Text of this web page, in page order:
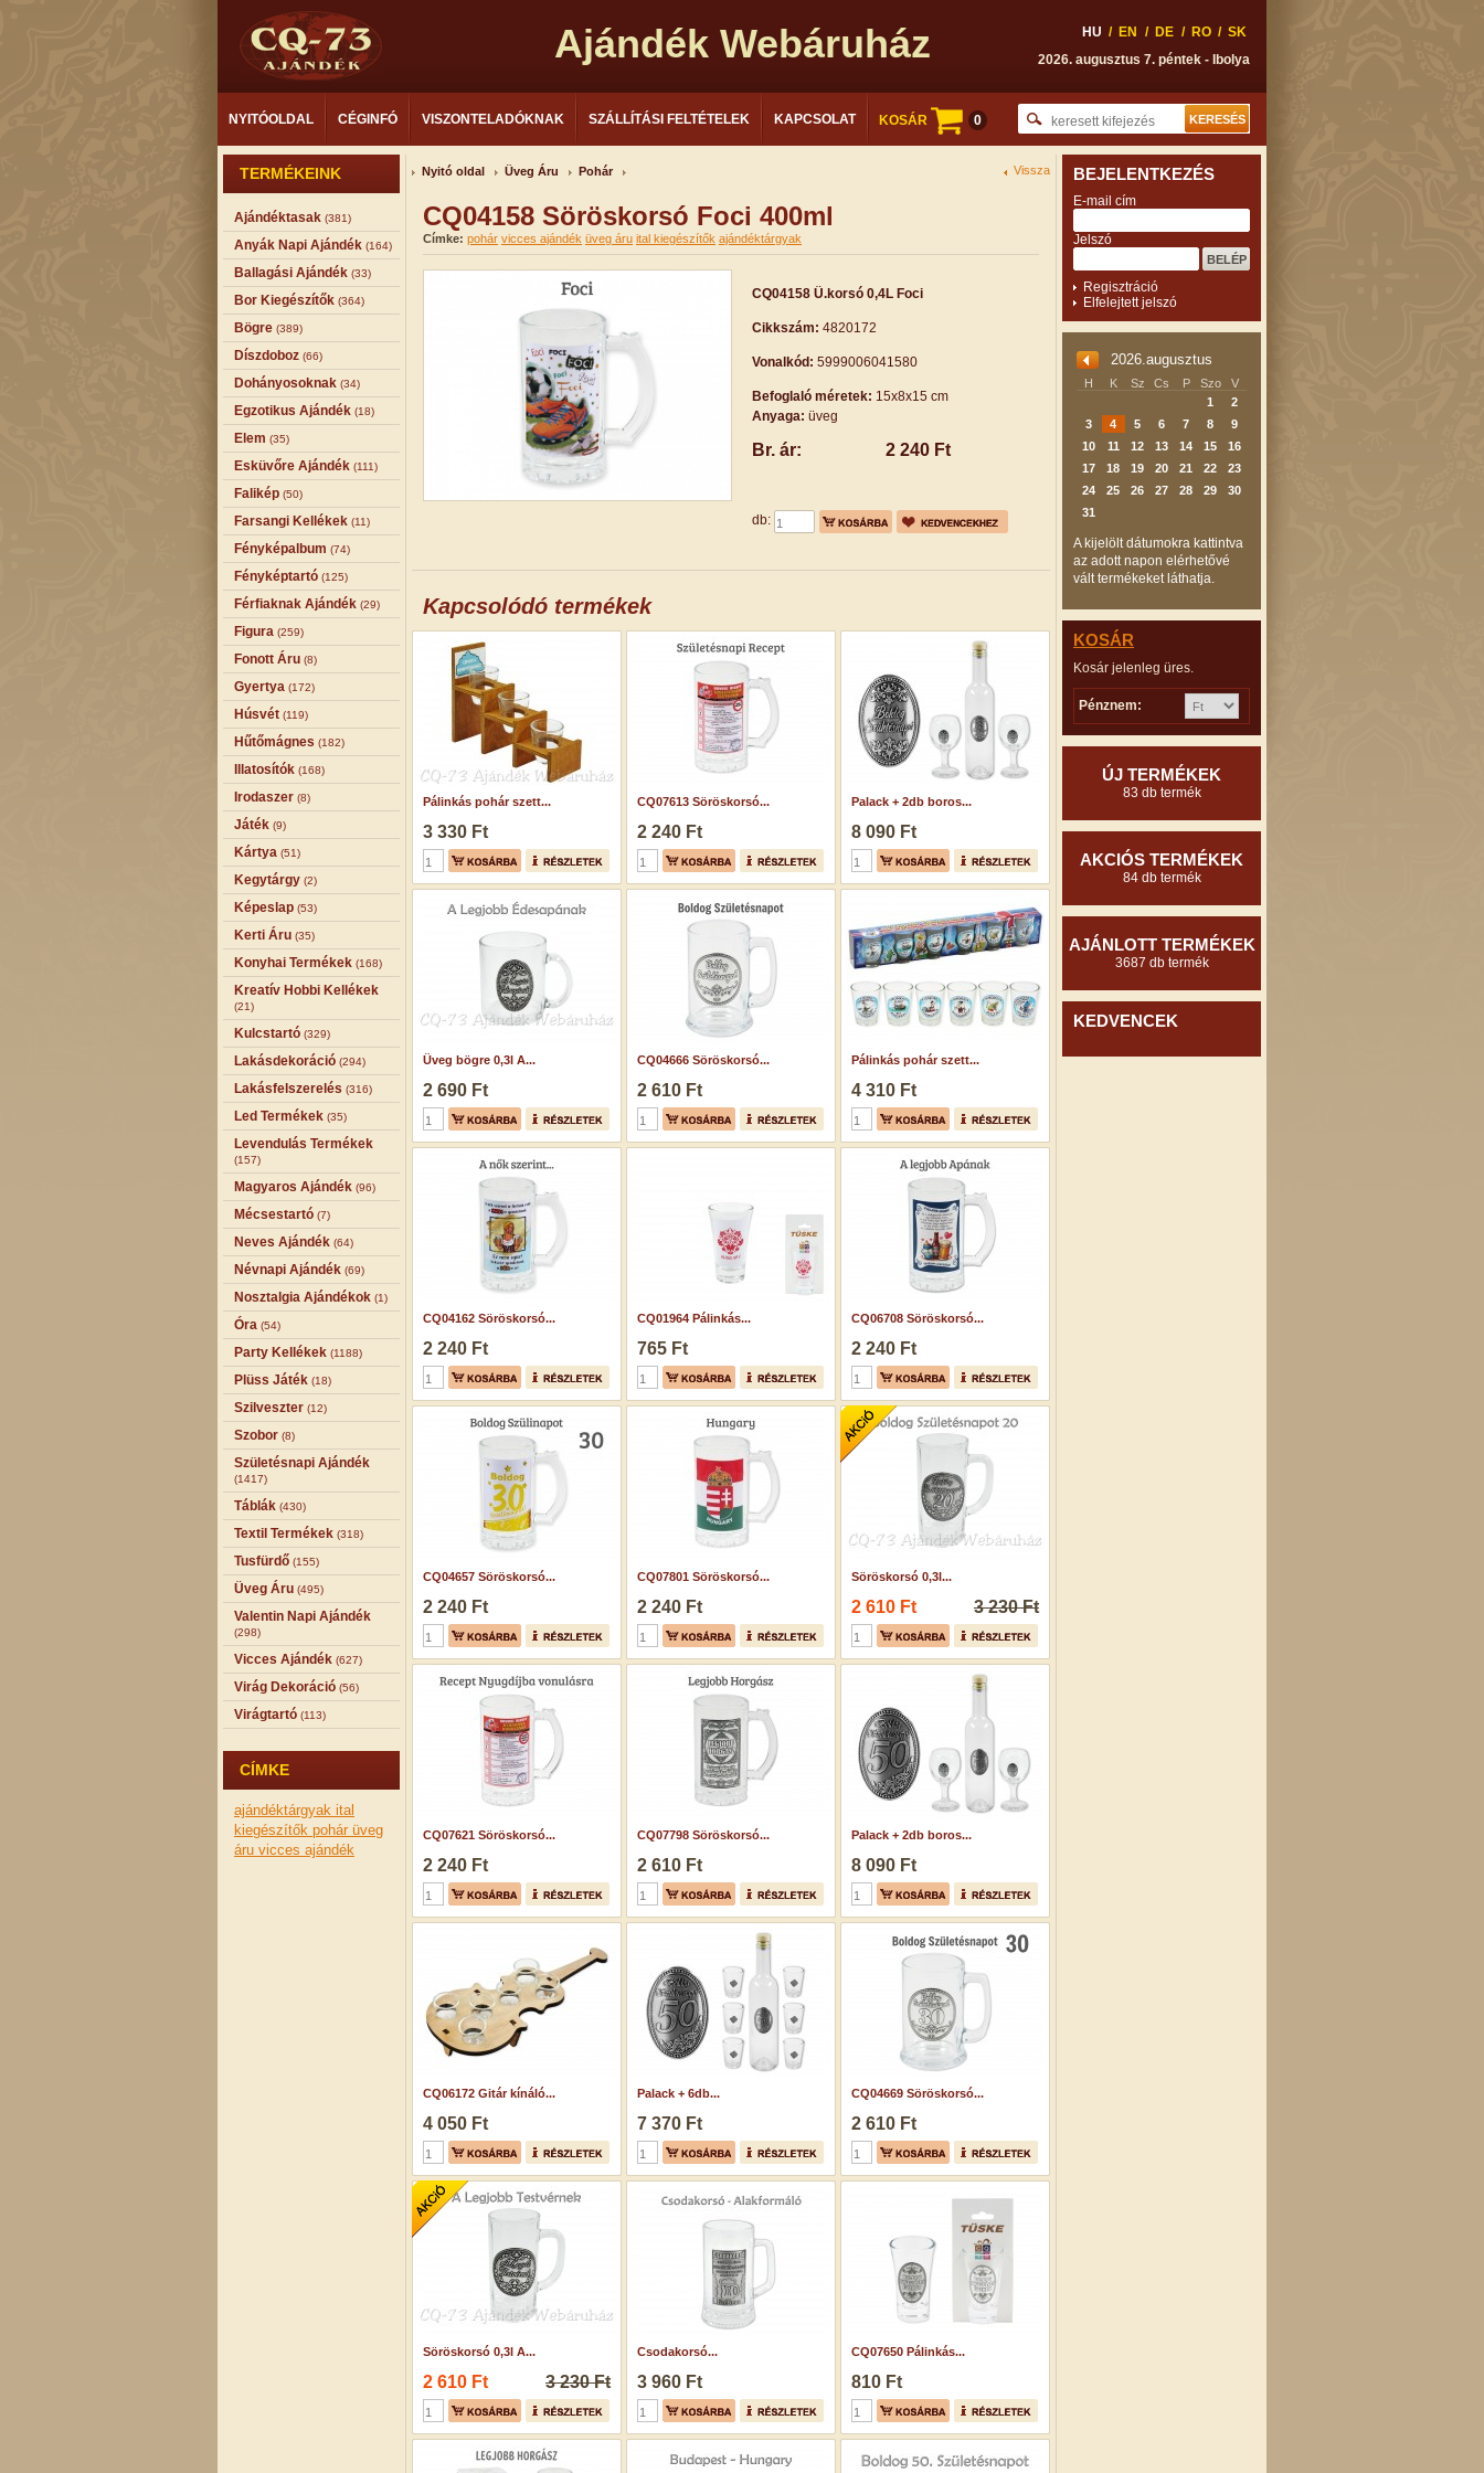
Ajándék Webáruház HU / EN / DE / RO / SK
2026. augusztus 7. péntek - Ibolya
NYITÓOLDAL CÉGINFÓ VISZONTELADÓKNAK SZÁLLÍTÁSI FELTÉTELEK KAPCSOLAT KOSÁR 0
TERMÉKEINK
Ajándéktasak (381)
Anyák Napi Ajándék (164)
Ballagási Ajándék (33)
Bor Kiegészítők (364)
Bögre (389)
Díszdoboz (66)
Dohányosoknak (34)
Egzotikus Ajándék (18)
Elem (35)
Esküvőre Ajándék (111)
Falikép (50)
Farsangi Kellékek (11)
Fényképalbum (74)
Fényképtartó (125)
Férfiaknak Ajándék (29)
Figura (259)
Fonott Áru (8)
Gyertya (172)
Húsvét (119)
Hűtőmágnes (182)
Illatosítók (168)
Irodaszer (8)
Játék (9)
Kártya (51)
Kegytárgy (2)
Képeslap (53)
Kerti Áru (35)
Konyhai Termékek (168)
Kreatív Hobbi Kellékek
(21)
Kulcstartó (329)
Lakásdekoráció (294)
Lakásfelszerelés (316)
Led Termékek (35)
Levendulás Termékek
(157)
Magyaros Ajándék (96)
Mécsestartó (7)
Neves Ajándék (64)
Névnapi Ajándék (69)
Nosztalgia Ajándékok (1)
Óra (54)
Party Kellékek (1188)
Plüss Játék (18)
Szilveszter (12)
Szobor (8)
Születésnapi Ajándék
(1417)
Táblák (430)
Textil Termékek (318)
Tusfürdő (155)
Üveg Áru (495)
Valentin Napi Ajándék
(298)
Vicces Ajándék (627)
Virág Dekoráció (56)
Virágtartó (113)
CÍMKE
ajándéktárgyak ital
kiegészítők pohár üveg
áru vicces ajándék
Nyitó oldal Üveg Áru Pohár Vissza
CQ04158 Söröskorsó Foci 400ml
Címke: pohár vicces ajándék üveg áru ital kiegészítők ajándéktárgyak
CQ04158 Ü.korsó 0,4L Foci
Cikkszám: 4820172
Vonalkód: 5999006041580
Befoglaló méretek: 15x8x15 cm
Anyaga: üveg
Br. ár: 2 240 Ft
db:
Kapcsolódó termékek
Pálinkás pohár szett...
3 330 Ft
CQ07613 Söröskorsó...
2 240 Ft
Palack + 2db boros...
8 090 Ft
Üveg bögre 0,3l A...
2 690 Ft
CQ04666 Söröskorsó...
2 610 Ft
Pálinkás pohár szett...
4 310 Ft
CQ04162 Söröskorsó...
2 240 Ft
CQ01964 Pálinkás...
765 Ft
CQ06708 Söröskorsó...
2 240 Ft
CQ04657 Söröskorsó...
2 240 Ft
CQ07801 Söröskorsó...
2 240 Ft
Söröskorsó 0,3l...
2 610 Ft 3 230 Ft
CQ07621 Söröskorsó...
2 240 Ft
CQ07798 Söröskorsó...
2 610 Ft
Palack + 2db boros...
8 090 Ft
CQ06172 Gitár kínáló...
4 050 Ft
Palack + 6db...
7 370 Ft
CQ04669 Söröskorsó...
2 610 Ft
Söröskorsó 0,3l A...
2 610 Ft 3 230 Ft
Csodakorsó...
3 960 Ft
CQ07650 Pálinkás...
810 Ft
BEJELENTKEZÉS
E-mail cím
Jelszó
Regisztráció
Elfelejtett jelszó
2026.augusztus
H K Sz Cs P Szo
V
1
2
3
4 5 6 7 8
9
10
11 12 13 14 15
16
17
18 19 20 21 22
23
24
25 26 27 28 29
30
31
A kijelölt dátumokra kattintva
az adott napon elérhetővé
vált termékeket láthatja.
KOSÁR
Kosár jelenleg üres.
Pénznem:
ÚJ TERMÉKEK
83 db termék
AKCIÓS TERMÉKEK
84 db termék
AJÁNLOTT TERMÉKEK
3687 db termék
KEDVENCEK